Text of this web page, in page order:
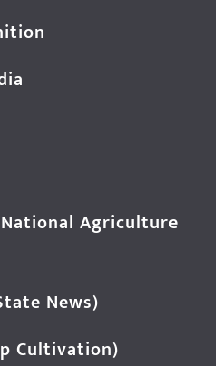
(National Agriculture
News)
Cultivation)